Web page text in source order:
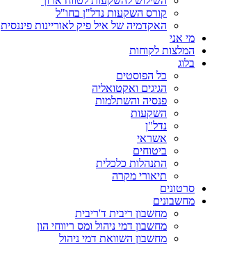
קורס השקעות נדל"ן בחו"ל
האקדמיה של איל פיק לאוריינות פיננסית
מי אני
המלצות לקוחות
בלוג
כל הפוסטים
הגיגים ואקטואליה
פנסיה והשתלמות
השקעות
נדל"ן
אשראי
ביטוחים
התנהלות כלכלית
תיאורי מקרה
סרטונים
מחשבונים
מחשבון ריבית ד'ריבית
מחשבון דמי ניהול ומס ריווחי הון
מחשבון השוואת דמי ניהול